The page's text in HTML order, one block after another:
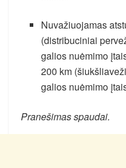
Nuvažiuojamas
(distribuciniai
galios nuėmimo
200 km
galios nuėmimo
Pranešimas spaudai.